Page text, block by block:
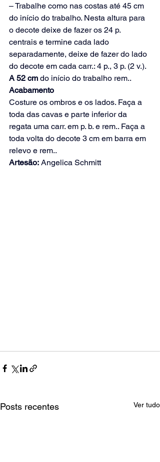
– Trabalhe como nas costas até 45 cm
do início do trabalho. Nesta altura para
o decote deixe de fazer os 24 p.
centrais e termine cada lado
separadamente, deixe de fazer do lado
do decote em cada carr.: 4 p., 3 p. (2 v.).
A 52 cm do início do trabalho rem..
Acabamento
Costure os ombros e os lados. Faça a
toda das cavas e parte inferior da
regata uma carr. em p. b. e rem.. Faça a
toda volta do decote 3 cm em barra em
relevo e rem..
Artesão: Angelica Schmitt
Posts recentes Ver tudo